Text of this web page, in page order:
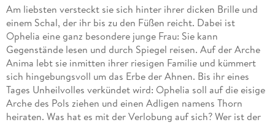
Am liebsten versteckt sie sich hinter ihrer dicken Brille und
einem Schal, der ihr bis zu den Füßen reicht. Dabei ist
Ophelia eine ganz besondere junge Frau: Sie kann
Gegenstände lesen und durch Spiegel reisen. Auf der Arche
Anima lebt sie inmitten ihrer riesigen Familie und kümmert
sich hingebungsvoll um das Erbe der Ahnen. Bis ihr eines
Tages Unheilvolles verkündet wird: Ophelia soll auf die eisige
Arche des Pols ziehen und einen Adligen namens Thorn
heiraten. Was hat es mit der Verlobung auf sich? Wer ist der